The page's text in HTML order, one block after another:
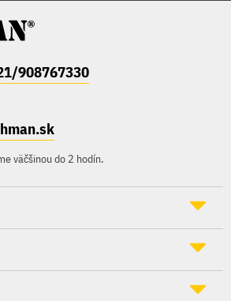
908767330
väčšinou do 2 hodín.